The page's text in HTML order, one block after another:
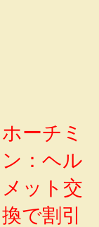
ホーチミ
ン：ヘル
メット交
換で割引